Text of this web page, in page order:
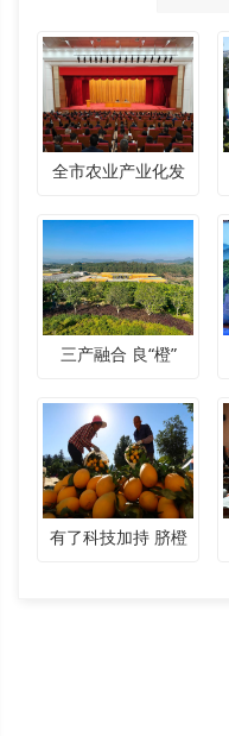
全市农业产业化发
三产融合 良“橙”
有了科技加持 脐橙